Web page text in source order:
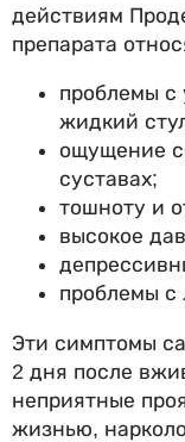
действиям
препарата
проблемы с
жидкий
ощущение
суставах;
тошноту и
высокое
проблемы с
Эти симптомы
2 дня после
неприятные
жизнью,